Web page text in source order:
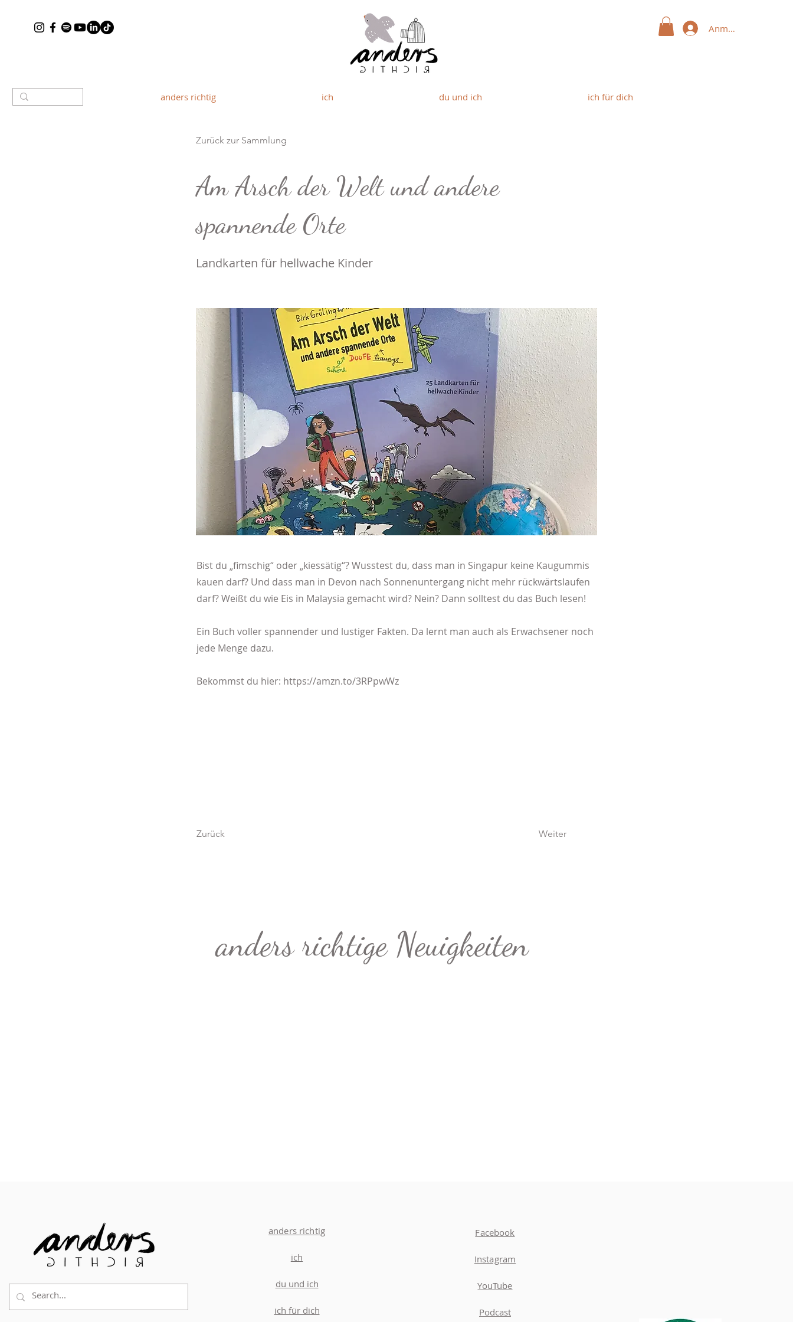
Anmelden
anders richtig ich du und ich ich für dich
Zurück zur Sammlung
Am Arsch der Welt und andere
spannende Orte
Landkarten für hellwache Kinder
Bist du „fimschig“ oder „kiessätig“? Wusstest du, dass man in Singapur keine Kaugummis
kauen darf? Und dass man in Devon nach Sonnenuntergang nicht mehr rückwärtslaufen
darf? Weißt du wie Eis in Malaysia gemacht wird? Nein? Dann solltest du das Buch lesen!
Ein Buch voller spannender und lustiger Fakten. Da lernt man auch als Erwachsener noch
jede Menge dazu.
Bekommst du hier: https://amzn.to/3RPpwWz
Zurück Weiter
anders richtige Neuigkeiten
anders richtig
ich
du und ich
ich für dich
Facebook
Instagram
YouTube
Podcast